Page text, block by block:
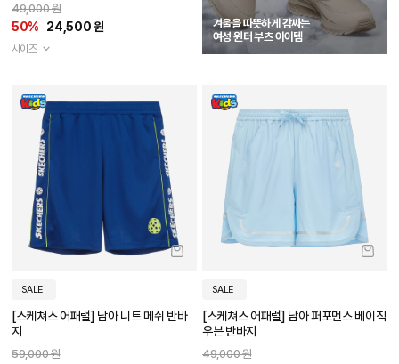
49,000 원
50% 24,500 원
사이즈
겨울을 따뜻하게 감싸는
여성 윈터 부츠 아이템
SALE
[스케쳐스 어패럴] 남아 니트 메쉬 반바
지
59,000 원
SALE
[스케쳐스 어패럴] 남아 퍼포먼스 베이직
우븐 반바지
49,000 원